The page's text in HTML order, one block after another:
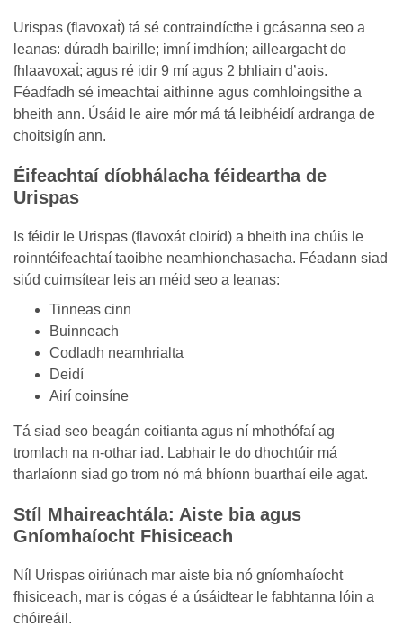
Urispas (flavoxaṫ) tá sé contraindícthe i gcásanna seo a
leanas: dúradh bairille; imní imdhíon; ailleargacht do
fhlaavoxaṫ; agus ré idir 9 mí agus 2 bhliain d’aois.
Féadfadh sé imeachtaí aithinne agus comhloingsithe a
bheith ann. Úsáid le aire mór má tá leibhéidí ardranga de
choitsigín ann.
Éifeachtaí díobhálacha féideartha de
Urispas
Is féidir le Urispas (flavoxát cloiríd) a bheith ina chúis le
roinntéifeachtaí taoibhe neamhionchasacha. Féadann siad
siúd cuimsítear leis an méid seo a leanas:
Tinneas cinn
Buinneach
Codladh neamhrialta
Deidí
Airí coinsíne
Tá siad seo beagán coitianta agus ní mhothófaí ag
tromlach na n-othar iad. Labhair le do dhochtúir má
tharlaíonn siad go trom nó má bhíonn buarthaí eile agat.
Stíl Mhaireachtála: Aiste bia agus
Gníomhaíocht Fhisiceach
Níl Urispas oiriúnach mar aiste bia nó gníomhaíocht
fhisiceach, mar is cógas é a úsáidtear le fabhtanna lóin a
chóireáil.